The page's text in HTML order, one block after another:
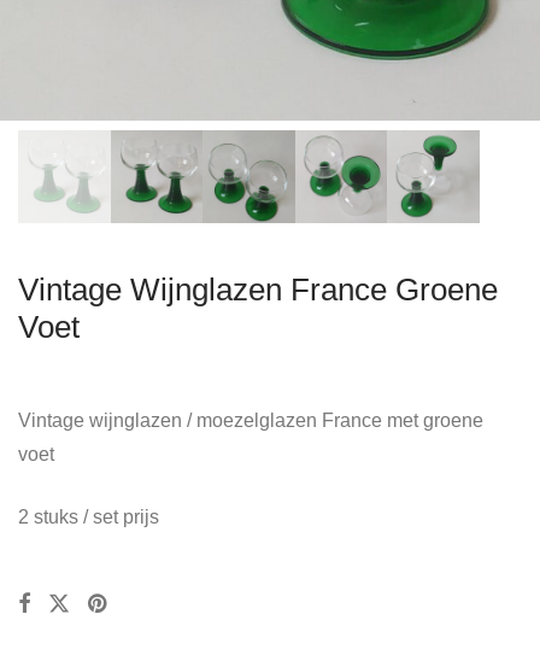
Vintage Wijnglazen France Groene
Voet
Vintage wijnglazen / moezelglazen France met groene
voet
2 stuks / set prijs